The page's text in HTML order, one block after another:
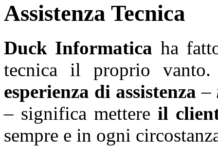
Assistenza Tecnica
Duck Informatica ha
tecnica il proprio
esperienza di assistenza –
– significa mettere il
sempre e in ogni